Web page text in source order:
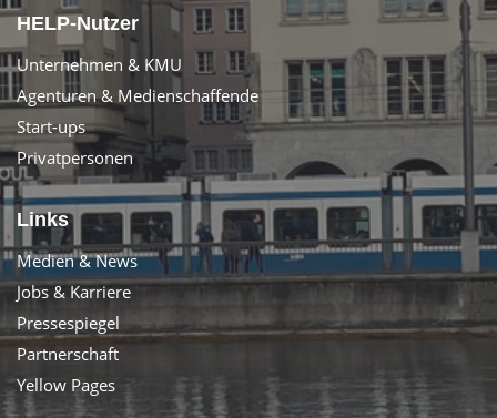
HELP-Nutzer
Unternehmen & KMU
Agenturen & Medienschaffende
Start-ups
Privatpersonen
Links
Medien & News
Jobs & Karriere
Pressespiegel
Partnerschaft
Yellow Pages